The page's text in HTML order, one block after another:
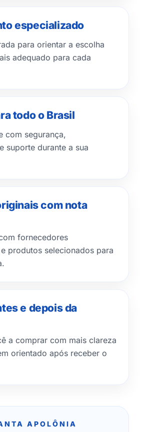
especializado
para orientar a escolha
adequado para cada
todo o Brasil
com segurança,
suporte durante a sua
com nota
fornecedores
produtos selecionados para
e depois da
a comprar com mais clareza
orientado após receber o
APOLÔNIA